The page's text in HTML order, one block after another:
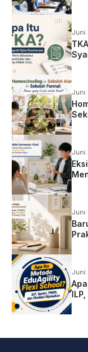
Juni
Juni
Juni
Juni
Juni